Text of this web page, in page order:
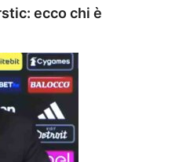
ecco chi è